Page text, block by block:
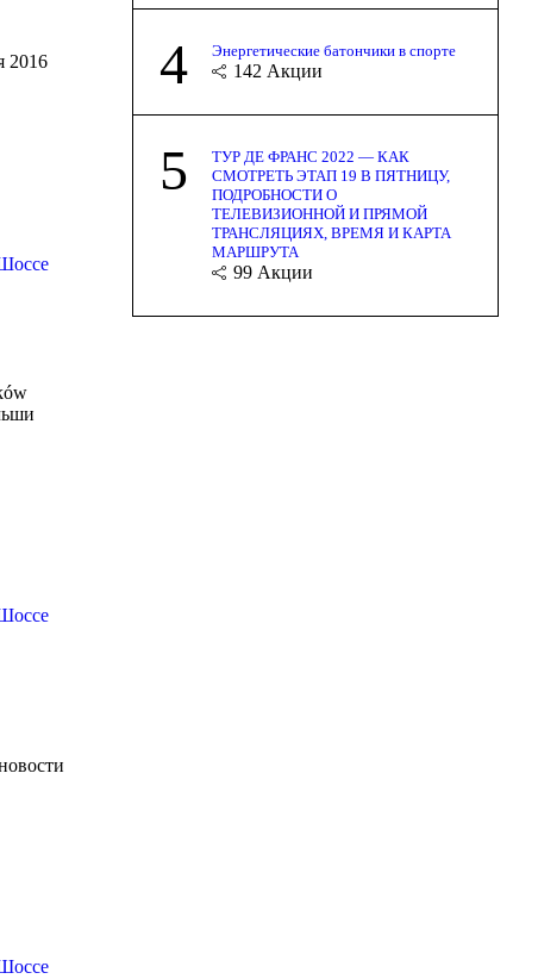
2016
4 Энергетические батончики в спорте
142 Акции
5
ТУР ДЕ ФРАНС 2022 — КАК
СМОТРЕТЬ ЭТАП 19 В ПЯТНИЦУ,
ПОДРОБНОСТИ О
ТЕЛЕВИЗИОННОЙ И ПРЯМОЙ
ТРАНСЛЯЦИЯХ, ВРЕМЯ И КАРТА
МАРШРУТА
99 Акции